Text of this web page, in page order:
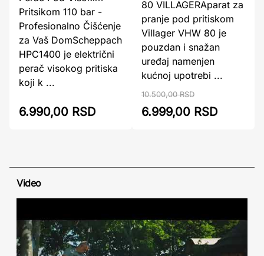
Pritsikom 110 bar -
Profesionalno Čišćenje
za Vaš DomScheppach
HPC1400 je električni
perač visokog pritiska
koji k ...
6.990,00 RSD
80 VILLAGERAparat za
pranje pod pritiskom
Villager VHW 80 je
pouzdan i snažan
uređaj namenjen
kućnoj upotrebi ...
10.500,00 RSD
6.999,00 RSD
Video